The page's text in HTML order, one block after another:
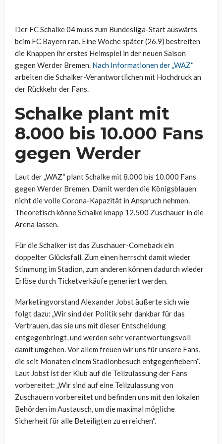
Der FC Schalke 04 muss zum Bundesliga-Start auswärts
beim FC Bayern ran. Eine Woche später (26.9) bestreiten
die Knappen ihr erstes Heimspiel in der neuen Saison
gegen Werder Bremen. Nach Informationen der „WAZ“
arbeiten die Schalker-Verantwortlichen mit Hochdruck an
der Rückkehr der Fans.
Schalke plant mit
8.000 bis 10.000 Fans
gegen Werder
Laut der „WAZ“ plant Schalke mit 8.000 bis 10.000 Fans
gegen Werder Bremen. Damit werden die Königsblauen
nicht die volle Corona-Kapazität in Anspruch nehmen.
Theoretisch könne Schalke knapp 12.500 Zuschauer in die
Arena lassen.
Für die Schalker ist das Zuschauer-Comeback ein
doppelter Glücksfall. Zum einen herrscht damit wieder
Stimmung im Stadion, zum anderen können dadurch wieder
Erlöse durch Ticketverkäufe generiert werden.
Marketingvorstand Alexander Jobst äußerte sich wie
folgt dazu: „Wir sind der Politik sehr dankbar für das
Vertrauen, das sie uns mit dieser Entscheidung
entgegenbringt, und werden sehr verantwortungsvoll
damit umgehen. Vor allem freuen wir uns für unsere Fans,
die seit Monaten einem Stadionbesuch entgegenfiebern“.
Laut Jobst ist der Klub auf die Teilzulassung der Fans
vorbereitet: „Wir sind auf eine Teilzulassung von
Zuschauern vorbereitet und befinden uns mit den lokalen
Behörden im Austausch, um die maximal mögliche
Sicherheit für alle Beteiligten zu erreichen“.